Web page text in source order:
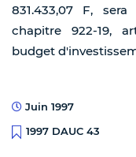
831.433,07 F,
chapitre 922-19,
budget
Juin 1997
1997 DAUC 43